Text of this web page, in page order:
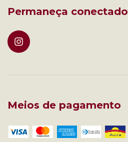
Permaneça conectado
Meios de pagamento